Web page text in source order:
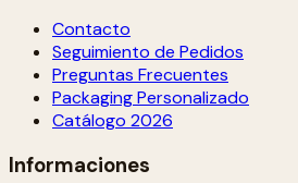
Contacto
Seguimiento de Pedidos
Preguntas Frecuentes
Packaging Personalizado
Catálogo 2026
Informaciones